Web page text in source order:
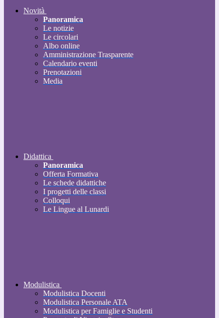
Novità
Panoramica
Le notizie
Le circolari
Albo online
Amministrazione Trasparente
Calendario eventi
Prenotazioni
Media
Didattica
Panoramica
Offerta Formativa
Le schede didattiche
I progetti delle classi
Colloqui
Le Lingue al Lunardi
Modulistica
Modulistica Docenti
Modulistica Personale ATA
Modulistica per Famiglie e Studenti